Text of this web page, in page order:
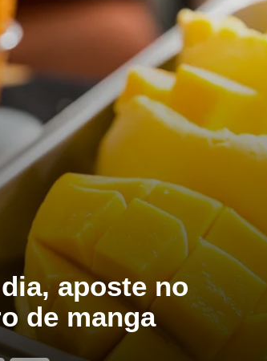
aposte no
de manga